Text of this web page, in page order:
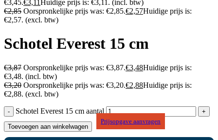
€3,45.€3,11Huidige prijs is: €3,11. (incl. btw)
€2,85 Oorspronkelijke prijs was: €2,85.€2,57Huidige prijs is:
€2,57. (excl. btw)
Schotel Everest 15 cm
€3,87 Oorspronkelijke prijs was: €3,87.€3,48Huidige prijs is:
€3,48. (incl. btw)
€3,20 Oorspronkelijke prijs was: €3,20.€2,88Huidige prijs is:
€2,88. (excl. btw)
Schotel Everest 15 cm aantal
Toevoegen aan winkelwagen
Prijsopgave aanvragen